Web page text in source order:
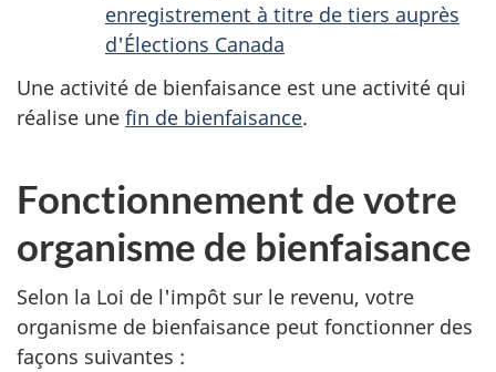
enregistrement à titre de tiers auprès
d'Élections Canada
Une activité de bienfaisance est une activité qui
réalise une fin de bienfaisance.
Fonctionnement de votre
organisme de bienfaisance
Selon la Loi de l'impôt sur le revenu, votre
organisme de bienfaisance peut fonctionner des
façons suivantes :